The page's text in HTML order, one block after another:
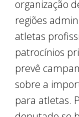
organização
regiões
atletas
patrocínios
prevê
sobre a
para atletas.